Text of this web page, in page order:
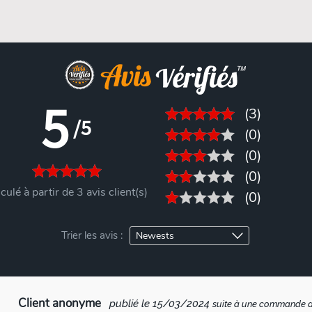
5/5
à partir de 3 avis client(s)
(3)
(0)
(0)
(0)
(0)
Trier les avis :
Client anonyme publié le 15/03/2024 suite à une commande